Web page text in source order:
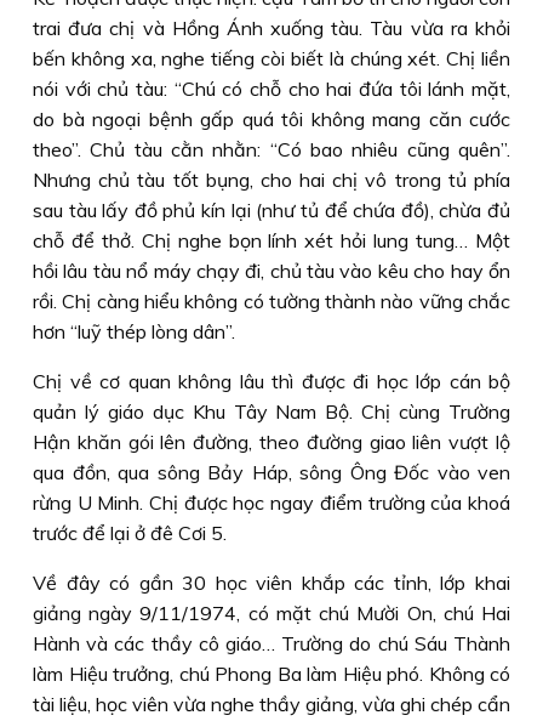
trai đưa chị và Hồng Ánh xuống tàu. Tàu vừa ra khỏi
bến không xa, nghe tiếng còi biết là chúng xét. Chị liền
nói với chủ tàu: “Chú có chỗ cho hai đứa tôi lánh mặt,
do bà ngoại bệnh gấp quá tôi không mang căn cước
theo”. Chủ tàu cằn nhằn: “Có bao nhiêu cũng quên”.
Nhưng chủ tàu tốt bụng, cho hai chị vô trong tủ phía
sau tàu lấy đồ phủ kín lại (như tủ để chứa đồ), chừa đủ
chỗ để thở. Chị nghe bọn lính xét hỏi lung tung… Một
hồi lâu tàu nổ máy chạy đi, chủ tàu vào kêu cho hay ổn
rồi. Chị càng hiểu không có tường thành nào vững chắc
hơn “luỹ thép lòng dân”.
Chị về cơ quan không lâu thì được đi học lớp cán bộ
quản lý giáo dục Khu Tây Nam Bộ. Chị cùng Trường
Hận khăn gói lên đường, theo đường giao liên vượt lộ
qua đồn, qua sông Bảy Háp, sông Ông Đốc vào ven
rừng U Minh. Chị được học ngay điểm trường của khoá
trước để lại ở đê Cơi 5.
Về đây có gần 30 học viên khắp các tỉnh, lớp khai
giảng ngày 9/11/1974, có mặt chú Mười On, chú Hai
Hành và các thầy cô giáo… Trường do chú Sáu Thành
làm Hiệu trưởng, chú Phong Ba làm Hiệu phó. Không có
tài liệu, học viên vừa nghe thầy giảng, vừa ghi chép cẩn